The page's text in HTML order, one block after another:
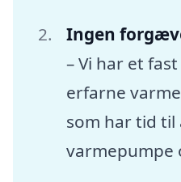
Ingen
– Vi har et
erfarne
som har tid
varmepumpe